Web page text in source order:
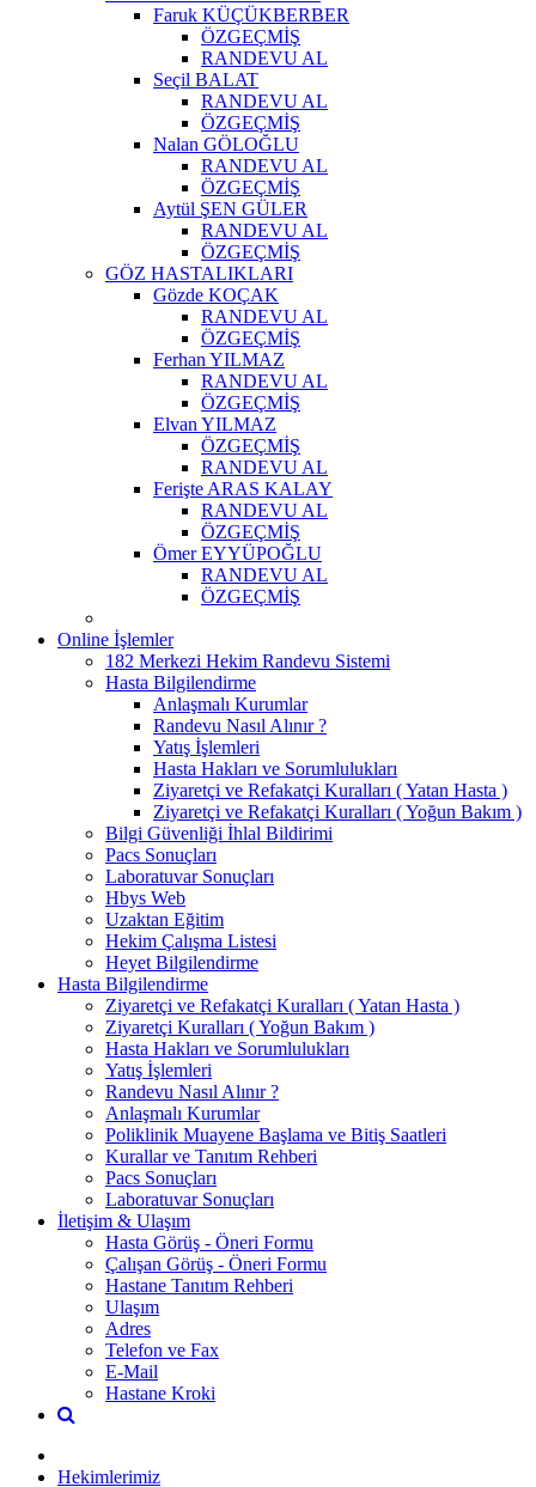
Faruk KÜÇÜKBERBER
ÖZGEÇMİŞ
RANDEVU AL
Seçil BALAT
RANDEVU AL
ÖZGEÇMİŞ
Nalan GÖLOĞLU
RANDEVU AL
ÖZGEÇMİŞ
Aytül ŞEN GÜLER
RANDEVU AL
ÖZGEÇMİŞ
GÖZ HASTALIKLARI
Gözde KOÇAK
RANDEVU AL
ÖZGEÇMİŞ
Ferhan YILMAZ
RANDEVU AL
ÖZGEÇMİŞ
Elvan YILMAZ
ÖZGEÇMİŞ
RANDEVU AL
Ferişte ARAS KALAY
RANDEVU AL
ÖZGEÇMİŞ
Ömer EYYÜPOĞLU
RANDEVU AL
ÖZGEÇMİŞ
Online İşlemler
182 Merkezi Hekim Randevu Sistemi
Hasta Bilgilendirme
Anlaşmalı Kurumlar
Randevu Nasıl Alınır ?
Yatış İşlemleri
Hasta Hakları ve Sorumlulukları
Ziyaretçi ve Refakatçi Kuralları ( Yatan Hasta )
Ziyaretçi ve Refakatçi Kuralları ( Yoğun Bakım )
Bilgi Güvenliği İhlal Bildirimi
Pacs Sonuçları
Laboratuvar Sonuçları
Hbys Web
Uzaktan Eğitim
Hekim Çalışma Listesi
Heyet Bilgilendirme
Hasta Bilgilendirme
Ziyaretçi ve Refakatçi Kuralları ( Yatan Hasta )
Ziyaretçi Kuralları ( Yoğun Bakım )
Hasta Hakları ve Sorumlulukları
Yatış İşlemleri
Randevu Nasıl Alınır ?
Anlaşmalı Kurumlar
Poliklinik Muayene Başlama ve Bitiş Saatleri
Kurallar ve Tanıtım Rehberi
Pacs Sonuçları
Laboratuvar Sonuçları
İletişim & Ulaşım
Hasta Görüş - Öneri Formu
Çalışan Görüş - Öneri Formu
Hastane Tanıtım Rehberi
Ulaşım
Adres
Telefon ve Fax
E-Mail
Hastane Kroki
Hekimlerimiz